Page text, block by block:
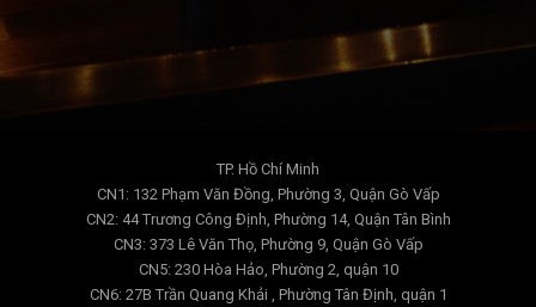
TP. Hồ Chí Minh
CN1: 132 Phạm Văn Đồng, Phường 3, Quận Gò Vấp
CN2: 44 Trương Công Định, Phường 14, Quận Tân Bình
CN3: 373 Lê Văn Thọ, Phường 9, Quận Gò Vấp
CN5: 230 Hòa Hảo, Phường 2, quận 10
CN6: 27B Trần Quang Khải , Phường Tân Định, quận 1